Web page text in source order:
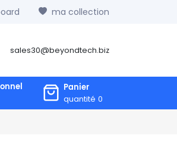
ma collection
sales30@beyondtech.biz
Panier
quantité 0